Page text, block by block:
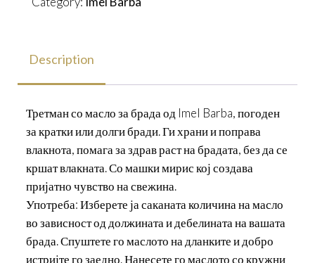
Description
Третман со масло за брада од Imel Barba, погоден
за кратки или долги бради. Ги храни и поправа
влакнота, помага за здрав раст на брадата, без да се
кршат влакната. Со машки мирис кој создава
пријатно чувство на свежина.
Употреба: Изберете ја саканата количина на масло
во зависност од должината и дебелината на вашата
брада. Спуштете го маслото на дланките и добро
истријте го заедно. Нанесете го маслото со кружни